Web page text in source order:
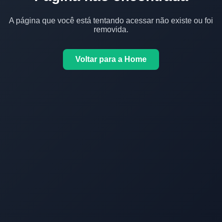
A página que você está tentando acessar não existe ou foi
removida.
Voltar para a Home